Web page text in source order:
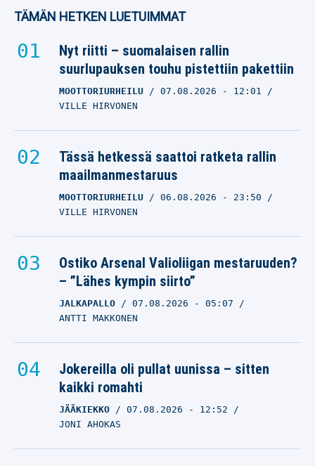
TÄMÄN HETKEN LUETUIMMAT
Nyt riitti – suomalaisen rallin
suurlupauksen touhu pistettiin pakettiin
MOOTTORIURHEILU 07.08.2026 - 12:01
VILLE HIRVONEN
Tässä hetkessä saattoi ratketa rallin
maailmanmestaruus
MOOTTORIURHEILU 06.08.2026 - 23:50
VILLE HIRVONEN
Ostiko Arsenal Valioliigan mestaruuden?
– ”Lähes kympin siirto”
JALKAPALLO 07.08.2026 - 05:07
ANTTI MAKKONEN
Jokereilla oli pullat uunissa – sitten
kaikki romahti
JÄÄKIEKKO 07.08.2026 - 12:52
JONI AHOKAS